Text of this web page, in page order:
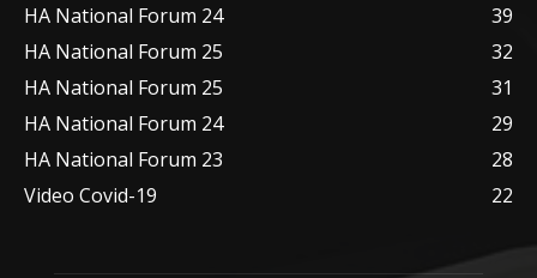
HA National Forum 24
39
HA National Forum 25
32
HA National Forum 25
31
HA National Forum 24
29
HA National Forum 23
28
Video Covid-19
22